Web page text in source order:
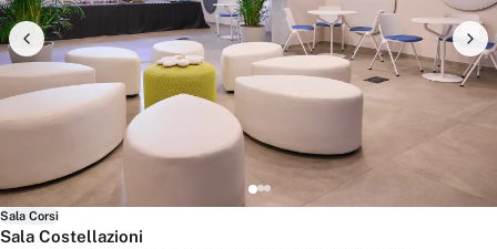
Sala Corsi
Sala Costellazioni